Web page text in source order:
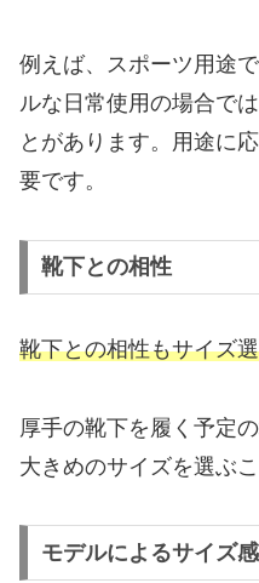
例えば、スポーツ用途
ルな日常使用の場合で
とがあります。用途に
要です。
靴下との相性
靴下との相性もサイズ
厚手の靴下を履く予定
大きめのサイズを選ぶ
モデルによるサイズ